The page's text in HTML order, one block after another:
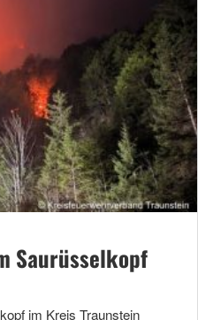
Saurüsselkopf
im Kreis Traunstein